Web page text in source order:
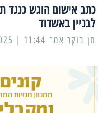
כתב אישום הוגש כנגד
לבניין באשדוד
11:44 | 24/02/2025